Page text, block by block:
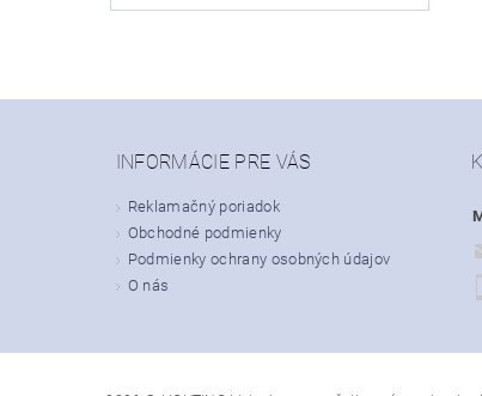
INFORMÁCIE PRE VÁS
Reklamačný poriadok
Obchodné podmienky
Podmienky ochrany osobných údajov
O nás